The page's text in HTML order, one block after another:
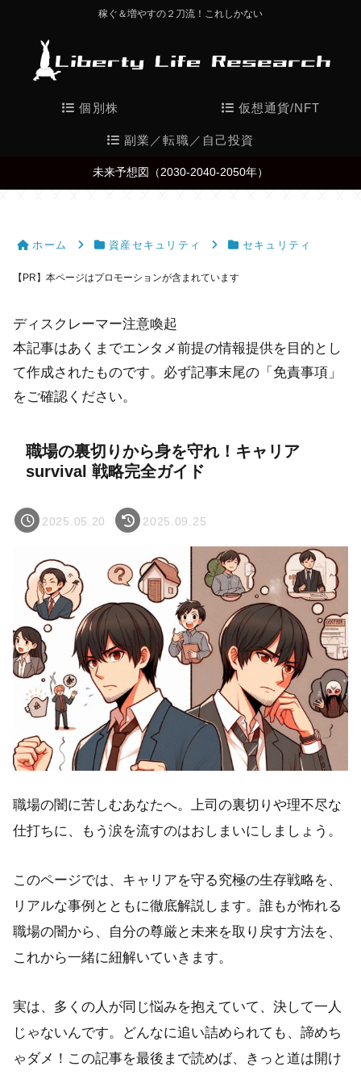
稼ぐ＆増やすの２刀流！これしかない
個別株 仮想通貨/NFT
副業／転職／自己投資
未来予想図（2030-2040-2050年）
ホーム 資産セキュリティ セキュリティ
【PR】本ページはプロモーションが含まれています
ディスクレーマー注意喚起
本記事はあくまでエンタメ前提の情報提供を目的とし
て作成されたものです。必ず記事末尾の「免責事項」
をご確認ください。
職場の裏切りから身を守れ！キャリア
survival 戦略完全ガイド
2025.05.20 2025.09.25
職場の闇に苦しむあなたへ。上司の裏切りや理不尽な
仕打ちに、もう涙を流すのはおしまいにしましょう。
このページでは、キャリアを守る究極の生存戦略を、
リアルな事例とともに徹底解説します。誰もが怖れる
職場の闇から、自分の尊厳と未来を取り戻す方法を、
これから一緒に紐解いていきます。
実は、多くの人が同じ悩みを抱えていて、決して一人
じゃないんです。どんなに追い詰められても、諦めち
ゃダメ！この記事を最後まで読めば、きっと道は開け